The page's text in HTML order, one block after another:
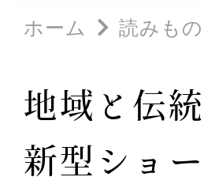
ホーム 読みもの
地域と伝
新型ショ